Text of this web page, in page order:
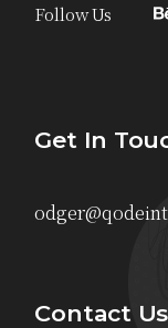
Follow Us
Get In
Contact Us